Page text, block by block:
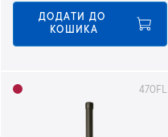
ДОДАТИ ДО
КОШИКА
470FL